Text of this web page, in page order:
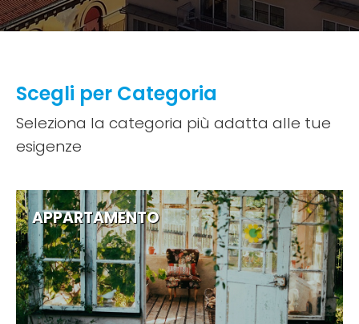
Scegli per Categoria
Seleziona la categoria più adatta alle tue
esigenze
APPARTAMENTO